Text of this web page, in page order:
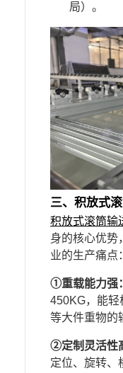
局）。
三、积放式
积放式滚筒输
身的核心优势
业的生产痛点：
①重载能力强：
450KG，能轻
等大件重物的
②定制灵活性
定位、旋转、